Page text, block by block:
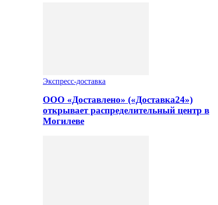
Экспресс-доставка
ООО «Доставлено» («Доставка24»)
открывает распределительный центр в
Могилеве